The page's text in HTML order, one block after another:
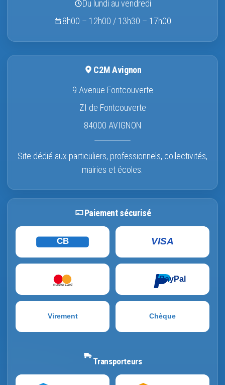
Du lundi au vendredi
8h00 – 12h00 / 13h30 – 17h00
C2M Avignon
9 Avenue Fontcouverte
ZI de Fontcouverte
84000 AVIGNON
Site dédié aux particuliers, professionnels, collectivités,
mairies et écoles.
Paiement sécurisé
CB VISA
mastercard
PayPal
Virement Chèque
Transporteurs